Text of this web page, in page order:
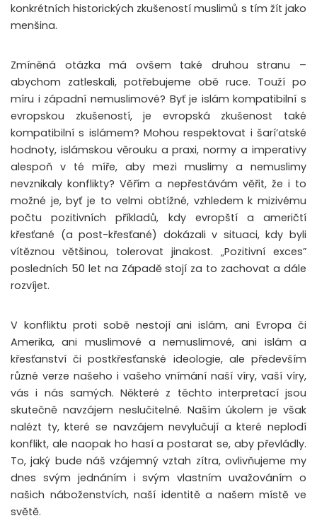
konkrétních historických zkušeností muslimů s tím žít jako
menšina.
Zmíněná otázka má ovšem také druhou stranu –
abychom zatleskali, potřebujeme obě ruce. Touží po
míru i západní nemuslimové? Byť je islám kompatibilní s
evropskou zkušeností, je evropská zkušenost také
kompatibilní s islámem? Mohou respektovat i šarí’atské
hodnoty, islámskou věrouku a praxi, normy a imperativy
alespoň v té míře, aby mezi muslimy a nemuslimy
nevznikaly konflikty? Věřím a nepřestávám věřit, že i to
možné je, byť je to velmi obtížné, vzhledem k mizivému
počtu pozitivních příkladů, kdy evropští a američtí
křesťané (a post-křesťané) dokázali v situaci, kdy byli
vítěznou většinou, tolerovat jinakost. „Pozitivní exces”
posledních 50 let na Západě stojí za to zachovat a dále
rozvíjet.
V konfliktu proti sobě nestojí ani islám, ani Evropa či
Amerika, ani muslimové a nemuslimové, ani islám a
křesťanství či postkřesťanské ideologie, ale především
různé verze našeho i vašeho vnímání naší víry, vaší víry,
vás i nás samých. Některé z těchto interpretací jsou
skutečně navzájem neslučitelné. Naším úkolem je však
nalézt ty, které se navzájem nevylučují a které neplodí
konflikt, ale naopak ho hasí a postarat se, aby převládly.
To, jaký bude náš vzájemný vztah zítra, ovlivňujeme my
dnes svým jednáním i svým vlastním uvažováním o
našich náboženstvích, naší identitě a našem místě ve
světě.